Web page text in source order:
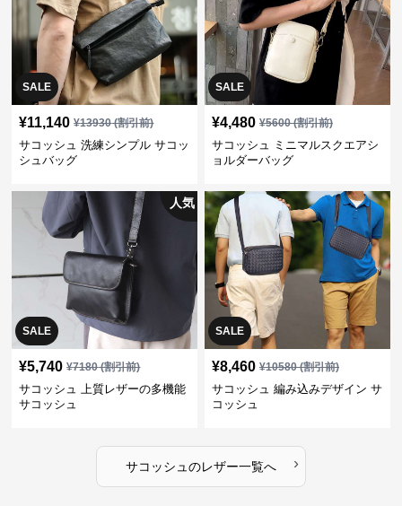
SALE
¥11,140 ¥13930(割引前)
サコッシュ 洗練シンプル サコッ
シュバッグ
SALE
¥4,480 ¥5600(割引前)
サコッシュ ミニマルスクエアシ
ョルダーバッグ
SALE
人気
¥5,740 ¥7180(割引前)
サコッシュ 上質レザーの多機能
サコッシュ
SALE
¥8,460 ¥10580(割引前)
サコッシュ 編み込みデザイン サ
コッシュ
サコッシュ のレザー一覧へ ›